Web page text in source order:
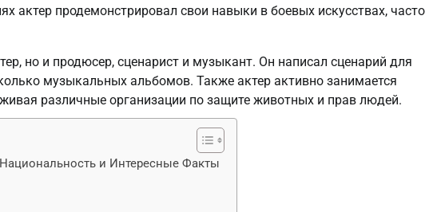
актер продемонстрировал свои навыки в боевых искусствах, часто
но и продюсер, сценарист и музыкант. Он написал сценарий для
музыкальных альбомов. Также актер активно занимается
различные организации по защите животных и прав людей.
и Интересные Факты